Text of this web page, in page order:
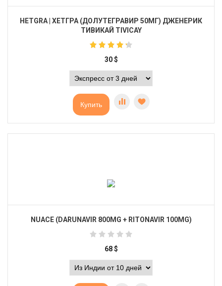
HETGRA | ХЕТГРА (ДОЛУТЕГРАВИР 50МГ) ДЖЕНЕРИК
ТИВИКАЙ TIVICAY
30 $
Купить
NUACE (DARUNAVIR 800MG + RITONAVIR 100MG)
68 $